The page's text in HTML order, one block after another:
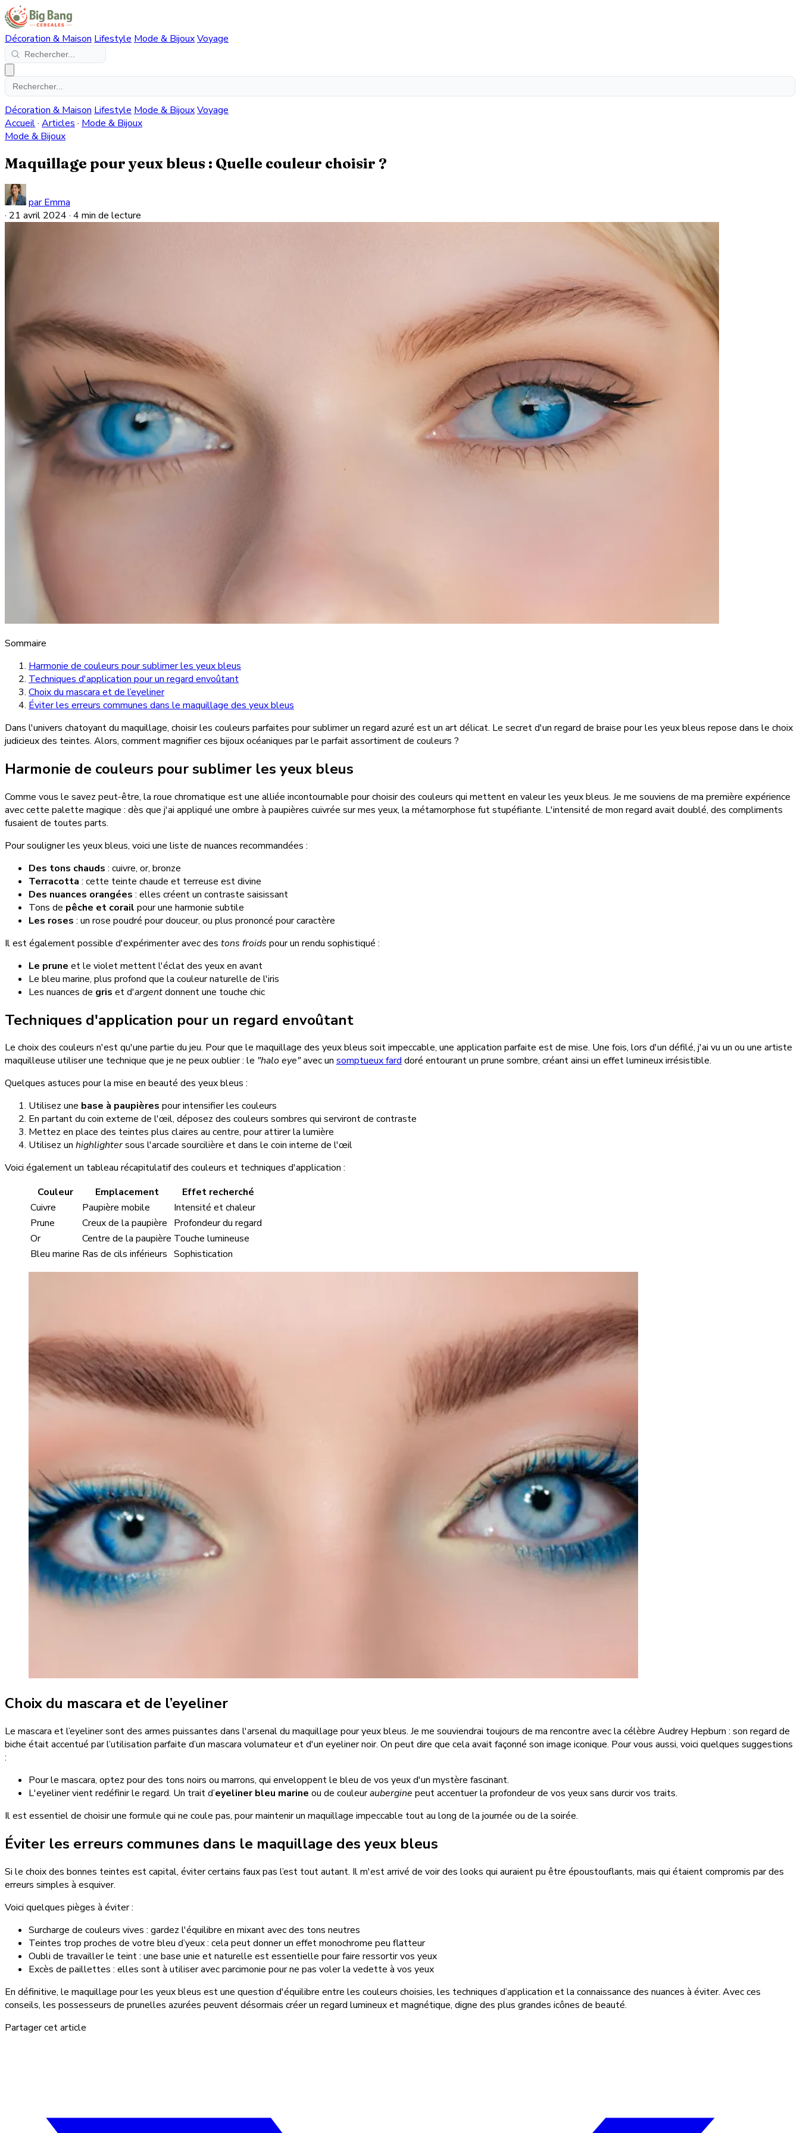
Décoration & Maison Lifestyle Mode & BijouxVoyage
Décoration & Maison Lifestyle Mode & BijouxVoyage
Accueil· Articles · Mode & Bijoux
Mode & Bijoux
Maquillage pour yeux bleus : Quelle couleur choisir ?
par Emma
· 21 avril 2024 · 4 min de lecture
Sommaire
Harmonie de couleurs pour sublimer les yeux bleus
Techniques d'application pour un regard envoûtant
Choix du mascara et de l’eyeliner
Éviter les erreurs communes dans le maquillage des yeux bleus
Dans l'univers chatoyant du maquillage, choisir les couleurs parfaites pour sublimer un regard azuré est un art délicat. Le secret d'un regard de braise pour les yeux bleus repose dans le choix
judicieux des teintes. Alors, comment magnifier ces bijoux océaniques par le parfait assortiment de couleurs ?
Harmonie de couleurs pour sublimer les yeux bleus
Comme vous le savez peut-être, la roue chromatique est une alliée incontournable pour choisir des couleurs qui mettent en valeur les yeux bleus. Je me souviens de ma première expérience
avec cette palette magique : dès que j'ai appliqué une ombre à paupières cuivrée sur mes yeux, la métamorphose fut stupéfiante. L'intensité de mon regard avait doublé, des compliments
fusaient de toutes parts.
Pour souligner les yeux bleus, voici une liste de nuances recommandées :
Des tons chauds : cuivre, or, bronze
Terracotta : cette teinte chaude et terreuse est divine
Des nuances orangées : elles créent un contraste saisissant
Tons de pêche et corail pour une harmonie subtile
Les roses : un rose poudré pour douceur, ou plus prononcé pour caractère
Il est également possible d'expérimenter avec des tons froids pour un rendu sophistiqué :
Le prune et le violet mettent l'éclat des yeux en avant
Le bleu marine, plus profond que la couleur naturelle de l'iris
Les nuances de gris et d'argentdonnent une touche chic
Techniques d'application pour un regard envoûtant
Le choix des couleurs n'est qu'une partie du jeu. Pour que le maquillage des yeux bleus soit impeccable, une application parfaite est de mise. Une fois, lors d'un défilé, j'ai vu un ou une artiste
maquilleuse utiliser une technique que je ne peux oublier : le "halo eye"avec un somptueux farddoré entourant un prune sombre, créant ainsi un effet lumineux irrésistible.
Quelques astuces pour la mise en beauté des yeux bleus :
Utilisez une base à paupières pour intensifier les couleurs
En partant du coin externe de l'œil, déposez des couleurs sombres qui serviront de contraste
Mettez en place des teintes plus claires au centre, pour attirer la lumière
Utilisez un highlightersous l'arcade sourcilière et dans le coin interne de l'œil
Voici également un tableau récapitulatif des couleurs et techniques d'application :
Couleur
Emplacement
Effet recherché
Cuivre
Paupière mobile
Intensité et chaleur
Prune
Creux de la paupière Profondeur du regard
Or
Centre de la paupière Touche lumineuse
Bleu marine Ras de cils inférieurs Sophistication
Choix du mascara et de l’eyeliner
Le mascara et l’eyeliner sont des armes puissantes dans l'arsenal du maquillage pour yeux bleus. Je me souviendrai toujours de ma rencontre avec la célèbre Audrey Hepburn : son regard de
biche était accentué par l’utilisation parfaite d’un mascara volumateur et d'un eyeliner noir. On peut dire que cela avait façonné son image iconique. Pour vous aussi, voici quelques suggestions
:
Pour le mascara, optez pour des tons noirs ou marrons, qui enveloppent le bleu de vos yeux d'un mystère fascinant.
L'eyeliner vient redéfinir le regard. Un trait d’eyeliner bleu marine ou de couleuraubergine peut accentuer la profondeur de vos yeux sans durcir vos traits.
Il est essentiel de choisir une formule qui ne coule pas, pour maintenir un maquillage impeccable tout au long de la journée ou de la soirée.
Éviter les erreurs communes dans le maquillage des yeux bleus
Si le choix des bonnes teintes est capital, éviter certains faux pas l’est tout autant. Il m'est arrivé de voir des looks qui auraient pu être époustouflants, mais qui étaient compromis par des
erreurs simples à esquiver.
Voici quelques pièges à éviter :
Surcharge de couleurs vives : gardez l'équilibre en mixant avec des tons neutres
Teintes trop proches de votre bleu d’yeux : cela peut donner un effet monochrome peu flatteur
Oubli de travailler le teint : une base unie et naturelle est essentielle pour faire ressortir vos yeux
Excès de paillettes : elles sont à utiliser avec parcimonie pour ne pas voler la vedette à vos yeux
En définitive, le maquillage pour les yeux bleus est une question d'équilibre entre les couleurs choisies, les techniques d’application et la connaissance des nuances à éviter. Avec ces
conseils, les possesseurs de prunelles azurées peuvent désormais créer un regard lumineux et magnétique, digne des plus grandes icônes de beauté.
Partager cet article